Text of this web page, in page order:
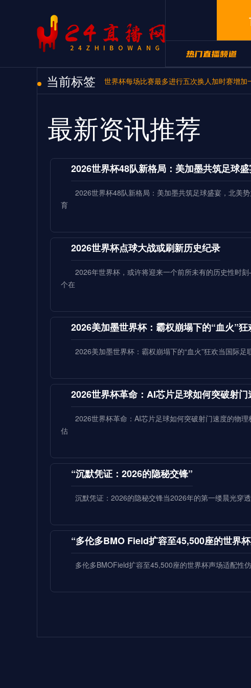
24直播网NBA
当前标签 世界杯每场比赛最多进行五次换人加时赛增加
最新资讯推荐
2026世界杯48队新格局：美加墨共筑足球
2026世界杯48队新格局：美加墨共筑足球盛宴，北美
育
2026世界杯点球大战或刷新历史纪录
2026年世界杯，或许将迎来一个前所未有的历史性时
个在
2026美加墨世界杯：霸权崩塌下的“血火”狂
2026美加墨世界杯：霸权崩塌下的“血火”狂欢当国际
2026世界杯革命：AI芯片足球如何突破射
2026世界杯革命：AI芯片足球如何突破射门速度的物
估
“沉默凭证：2026的隐秘交锋”
沉默凭证：2026的隐秘交锋当2026年的第一缕晨光穿
“多伦多BMO Field扩容至45,500座的世界
多伦多BMOField扩容至45,500座的世界杯声场适配性